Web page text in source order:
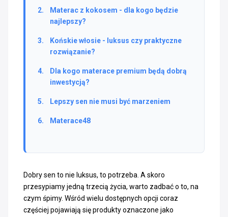
Materac z kokosem - dla kogo będzie
najlepszy?
Końskie włosie - luksus czy praktyczne
rozwiązanie?
Dla kogo materace premium będą dobrą
inwestycją?
Lepszy sen nie musi być marzeniem
Materace48
Dobry sen to nie luksus, to potrzeba. A skoro
przesypiamy jedną trzecią życia, warto zadbać o to, na
czym śpimy. Wśród wielu dostępnych opcji coraz
częściej pojawiają się produkty oznaczone jako